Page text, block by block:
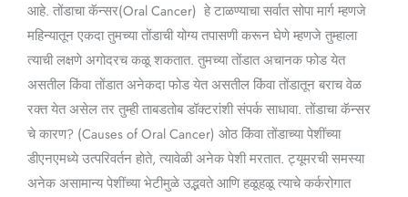
आहे. तोंडाचा कॅन्सर(Oral Cancer) हे टाळण्याचा सर्वात सोपा मार्ग म्हणजे
महिन्यातून एकदा तुमच्या तोंडाची योग्य तपासणी करून घेणे म्हणजे तुम्हाला
त्याची लक्षणे अगोदरच कळू शकतात. तुमच्या तोंडात अचानक फोड येत
असतील किंवा तोंडात अनेकदा फोड येत असतील किंवा तोंडातून बराच वेळ
रक्त येत असेल तर तुम्ही ताबडतोब डॉक्टरांशी संपर्क साधावा. तोंडाचा कॅन्सर
चे कारण? (Causes of Oral Cancer) ओठ किंवा तोंडाच्या पेशींच्या
डीएनएमध्ये उत्परिवर्तन होते, त्यावेळी अनेक पेशी मरतात. ट्यूमरची समस्या
अनेक असामान्य पेशींच्या भेटीमुळे उद्भवते आणि हळूहळू त्याचे कर्करोगात